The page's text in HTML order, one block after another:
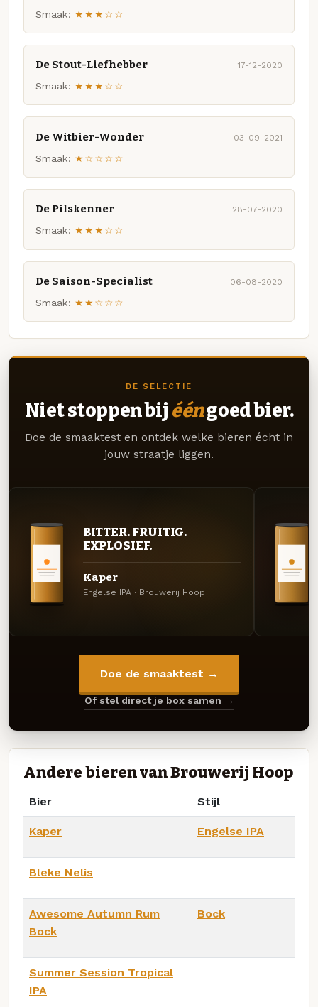
Smaak: ★★★☆☆
De Stout-Liefhebber 17-12-2020
Smaak: ★★★☆☆
De Witbier-Wonder 03-09-2021
Smaak: ★☆☆☆☆
De Pilskenner 28-07-2020
Smaak: ★★★☆☆
De Saison-Specialist 06-08-2020
Smaak: ★★☆☆☆
DE SELECTIE
Niet stoppen bij ééngoed bier.
Doe de smaaktest en ontdek welke bieren écht in
jouw straatje liggen.
BITTER. FRUITIG.
EXPLOSIEF.
Kaper
Engelse IPA · Brouwerij Hoop
Doe de smaaktest →
Of stel direct je box samen →
Andere bieren van Brouwerij Hoop
Bier Stijl
Kaper Engelse IPA
Bleke Nelis
Awesome Autumn Rum
Bock
Bock
Summer Session Tropical
IPA